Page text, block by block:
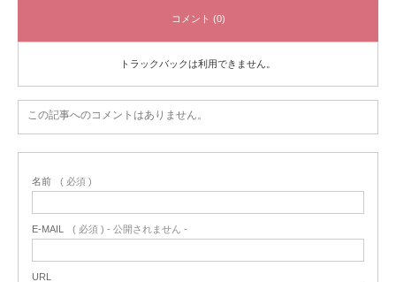
コメント (0)
トラックバックは利用できません。
この記事へのコメントはありません。
名前 ( 必須 )
E-MAIL ( 必須 ) - 公開されません -
URL